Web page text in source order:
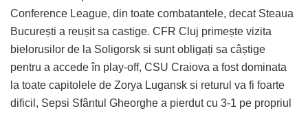
Conference League, din toate combatantele, decat Steaua
București a reușit sa castige. CFR Cluj primește vizita
bielorusilor de la Soligorsk si sunt obligați sa câștige
pentru a accede în play-off, CSU Craiova a fost dominata
la toate capitolele de Zorya Lugansk si returul va fi foarte
dificil, Sepsi Sfântul Gheorghe a pierdut cu 3-1 pe propriul